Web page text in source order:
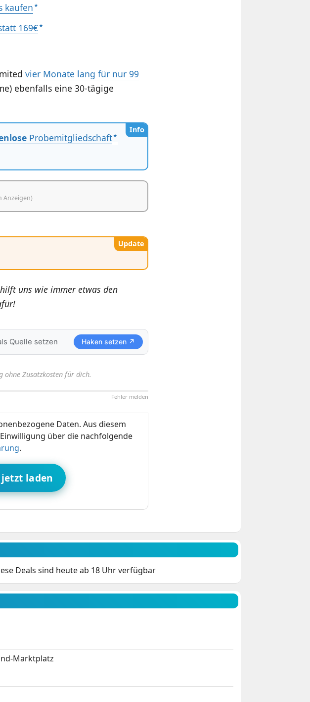
kaufen
169€
vier Monate lang für nur 99
ebenfalls eine 30-tägige
Info
Probemitgliedschaft
Anzeigen)
Update
uns wie immer etwas den
Quelle setzen Haken setzen ↗
ohne Zusatzkosten für dich.
Fehler melden
Daten. Aus diesem
über die nachfolgende
.
laden
Deals sind heute ab 18 Uhr verfügbar
Marktplatz